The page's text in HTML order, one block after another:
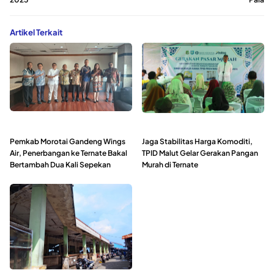
Artikel Terkait
Pemkab Morotai Gandeng Wings
Air, Penerbangan ke Ternate Bakal
Bertambah Dua Kali Sepekan
Jaga Stabilitas Harga Komoditi,
TPID Malut Gelar Gerakan Pangan
Murah di Ternate